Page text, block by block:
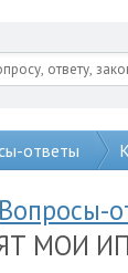
ответы
Вопросы-
МОИ